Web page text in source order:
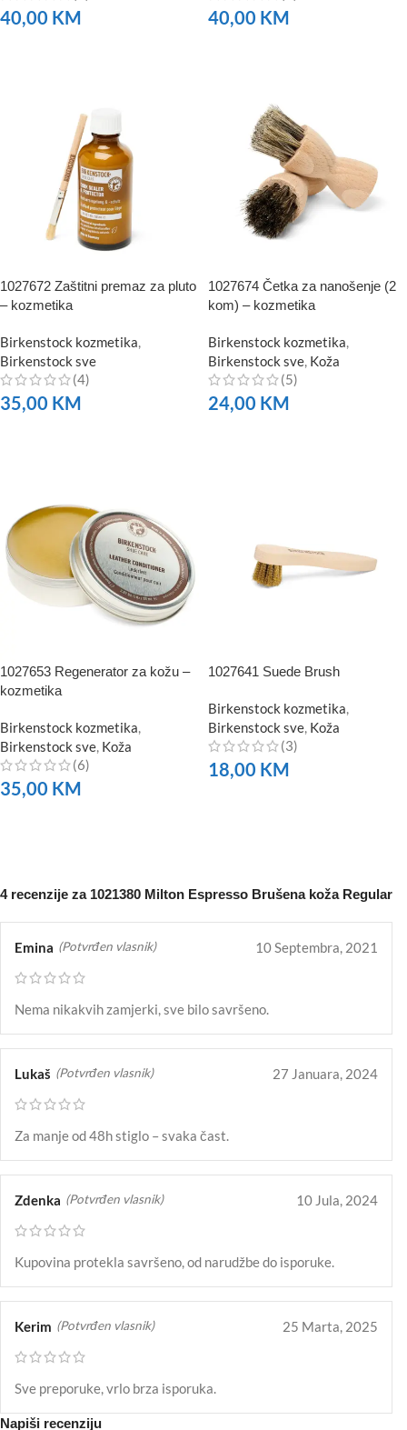
40,00 KM 40,00 KM
1027672 Zaštitni premaz za pluto
– kozmetika
Birkenstock kozmetika
Birkenstock sve
(4)
35,00 KM
1027674 Četka za nanošenje (2
kom) – kozmetika
Birkenstock kozmetika
Birkenstock sve Koža
(5)
24,00 KM
1027653 Regenerator za kožu –
kozmetika
Birkenstock kozmetika
Birkenstock sve Koža
(6)
35,00 KM
1027641 Suede Brush
Birkenstock kozmetika
Birkenstock sve Koža
(3)
18,00 KM
4 recenzije za 1021380 Milton Espresso Brušena koža Regular
Emina (Potvrđen vlasnik) 10 Septembra, 2021
Nema nikakvih zamjerki, sve bilo savršeno.
Lukaš (Potvrđen vlasnik) 27 Januara, 2024
Za manje od 48h stiglo – svaka čast.
Zdenka (Potvrđen vlasnik) 10 Jula, 2024
Kupovina protekla savršeno, od narudžbe do isporuke.
Kerim (Potvrđen vlasnik) 25 Marta, 2025
Sve preporuke, vrlo brza isporuka.
Napiši recenziju